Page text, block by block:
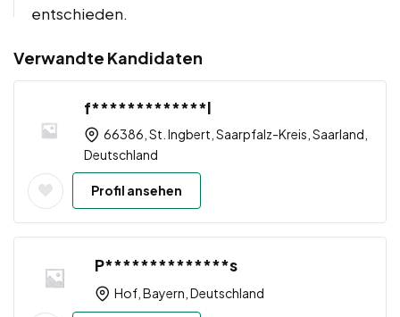
entschieden.
Verwandte Kandidaten
f*************l
66386, St. Ingbert, Saarpfalz-Kreis, Saarland,
Deutschland
Profil ansehen
P**************s
Hof, Bayern, Deutschland